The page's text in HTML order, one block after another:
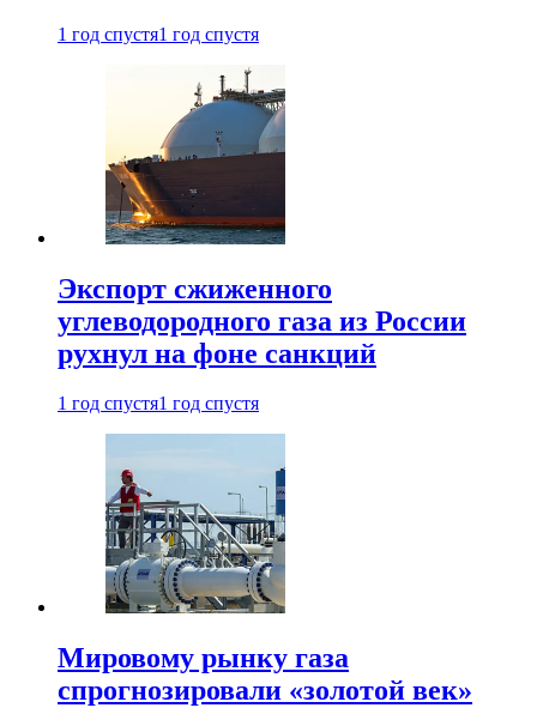
1 год спустя1 год спустя
Экспорт сжиженного
углеводородного газа из России
рухнул на фоне санкций
1 год спустя1 год спустя
Мировому рынку газа
спрогнозировали «золотой век»